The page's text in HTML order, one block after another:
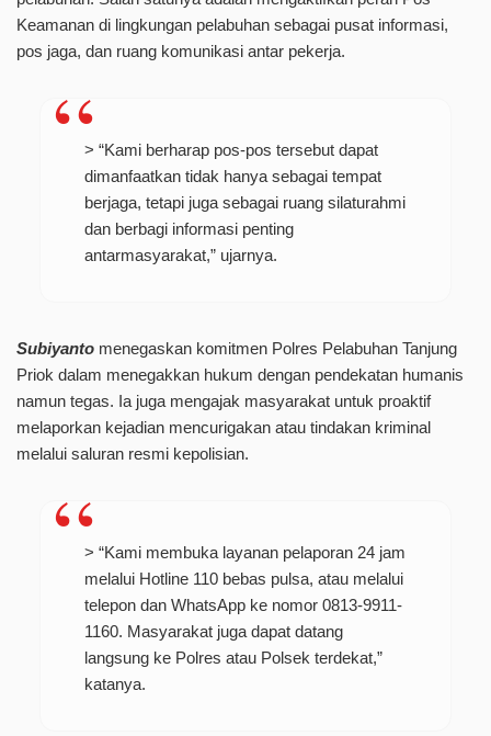
Keamanan di lingkungan pelabuhan sebagai pusat informasi,
pos jaga, dan ruang komunikasi antar pekerja.
> “Kami berharap pos-pos tersebut dapat
dimanfaatkan tidak hanya sebagai tempat
berjaga, tetapi juga sebagai ruang silaturahmi
dan berbagi informasi penting
antarmasyarakat,” ujarnya.
Subiyanto menegaskan komitmen Polres Pelabuhan Tanjung
Priok dalam menegakkan hukum dengan pendekatan humanis
namun tegas. Ia juga mengajak masyarakat untuk proaktif
melaporkan kejadian mencurigakan atau tindakan kriminal
melalui saluran resmi kepolisian.
> “Kami membuka layanan pelaporan 24 jam
melalui Hotline 110 bebas pulsa, atau melalui
telepon dan WhatsApp ke nomor 0813-9911-
1160. Masyarakat juga dapat datang
langsung ke Polres atau Polsek terdekat,”
katanya.